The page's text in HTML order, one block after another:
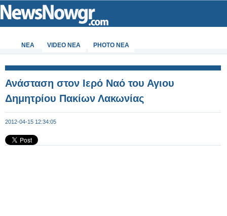
ΝΕΑ VIDEO NEA PHOTO NEA
Ανάσταση στον Ιερό Ναό του Αγιου
Δημητρίου Πακίων Λακωνίας
2012-04-15 12:34:05